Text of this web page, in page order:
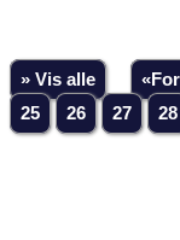
» Vis alle
25
26 27 28